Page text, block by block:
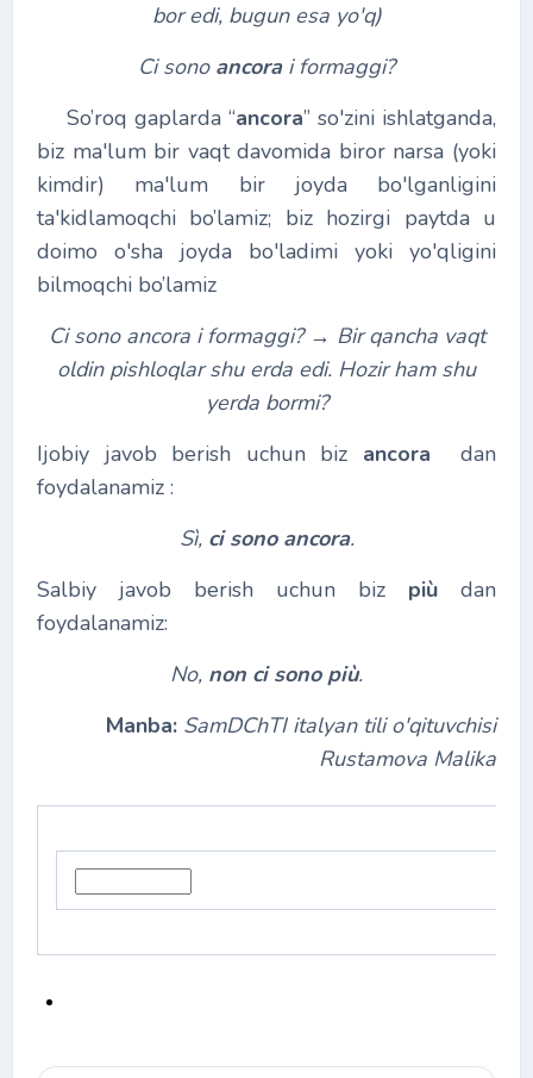
bor edi, bugun esa yo'q)
Ci sono ancora i formaggi?
So’roq gaplarda “ancora” so'zini ishlatganda,
biz ma'lum bir vaqt davomida biror narsa (yoki
kimdir) ma'lum bir joyda bo'lganligini
ta'kidlamoqchi bo’lamiz; biz hozirgi paytda u
doimo o'sha joyda bo'ladimi yoki yo'qligini
bilmoqchi bo’lamiz
Ci sono ancora i formaggi? → Bir qancha vaqt
oldin pishloqlar shu erda edi. Hozir ham shu
yerda bormi?
Ijobiy javob berish uchun biz ancora
dan
foydalanamiz :
Sì, ci sono ancora.
Salbiy javob berish uchun biz più dan
foydalanamiz:
No, non ci sono più.
Manba: SamDChTI italyan tili o'qituvchisi
Rustamova Malika